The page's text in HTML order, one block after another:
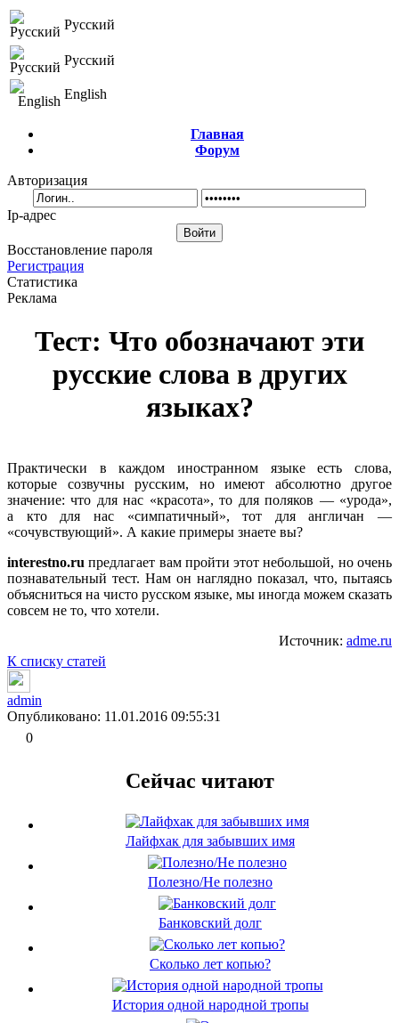
Русский
Русский
English
Главная
Форум
Авторизация
Ip-адрес
Восстановление пароля
Регистрация
Статистика
Реклама
Тест: Что обозначают эти
русские слова в других
языках?
Практически в каждом иностранном языке есть слова,
которые созвучны русским, но имеют абсолютно другое
значение: что для нас «красота», то для поляков — «урода»,
а кто для нас «симпатичный», тот для англичан —
«сочувствующий». А какие примеры знаете вы?
interestno.ru предлагает вам пройти этот небольшой, но очень
познавательный тест. Нам он наглядно показал, что, пытаясь
объясниться на чисто русском языке, мы иногда можем сказать
совсем не то, что хотели.
Источник: adme.ru
К списку статей
admin
Опубликовано: 11.01.2016 09:55:31
0
Сейчас читают
Лайфхак для забывших имя
Полезно/Не полезно
Банковский долг
Сколько лет копью?
История одной народной тропы